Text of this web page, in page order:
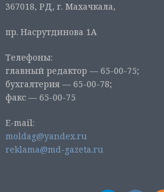
367018, РД, г. Махачкала,
пр. Насрутдинова 1А
Телефоны:
главный редактор — 65-00-75;
бухгалтерия — 65-00-78;
факс — 65-00-75
E-mail:
moldag@yandex.ru
reklama@md-gazeta.ru